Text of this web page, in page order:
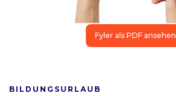
Fyler als PDF ansehen
BILDUNGSURLAUB